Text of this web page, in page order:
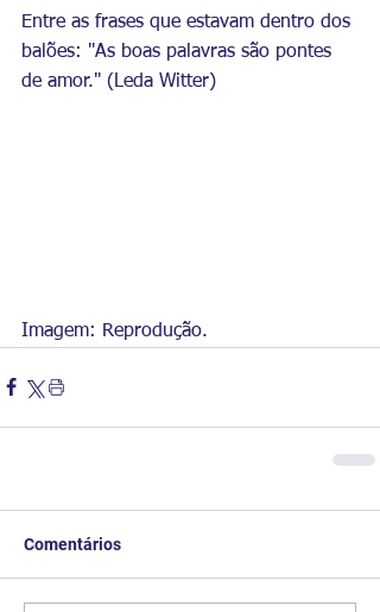
Entre as frases que estavam dentro dos
balões: "As boas palavras são pontes
de amor." (Leda Witter)
Imagem: Reprodução.
Comentários